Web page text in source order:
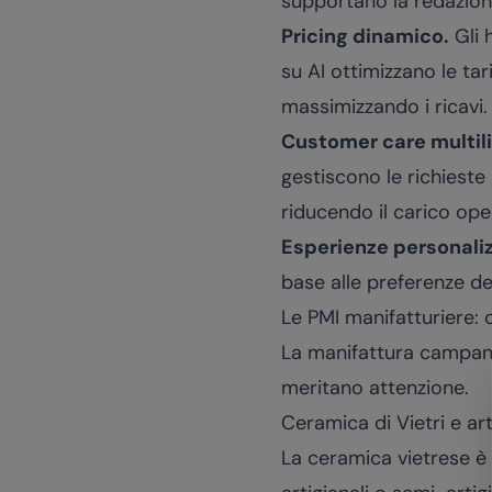
Pricing dinamico. Gli
su AI ottimizzano le
massimizzando i ricavi.
Customer care
gestiscono le
riducendo il carico
Esperienze
base alle preferenze
Le PMI manifatturiere:
La manifattura
meritano attenzione.
Ceramica di Vietri e
La ceramica vietrese